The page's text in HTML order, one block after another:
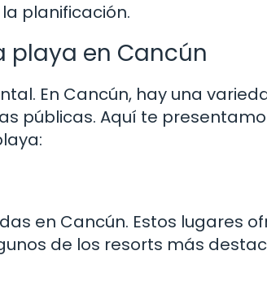
planificación.
playa en Cancún
En Cancún, hay una
públicas. Aquí te
en Cancún. Estos lugares
de los resorts más